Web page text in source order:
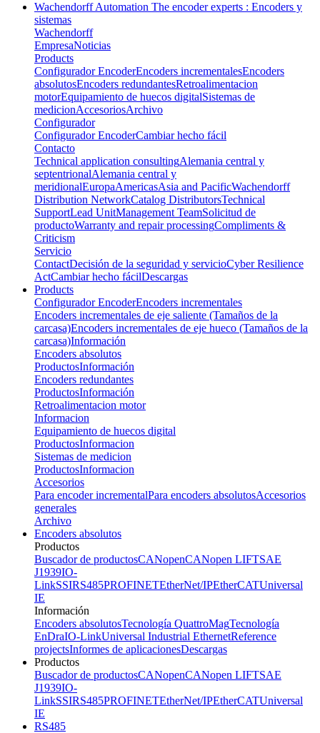
Wachendorff Automation The encoder experts : Encoders y
sistemas
Wachendorff
EmpresaNoticias
Products
Configurador EncoderEncoders incrementalesEncoders
absolutosEncoders redundantesRetroalimentacion
motorEquipamiento de huecos digitalSistemas de
medicionAccesoriosArchivo
Configurador
Configurador EncoderCambiar hecho fácil
Contacto
Technical application consultingAlemania central y
septentrionalAlemania central y
meridionalEuropaAmericasAsia and PacificWachendorff
Distribution NetworkCatalog DistributorsTechnical
SupportLead UnitManagement TeamSolicitud de
productoWarranty and repair processingCompliments &
Criticism
Servicio
ContactDecisión de la seguridad y servicioCyber Resilience
ActCambiar hecho fácilDescargas
Products
Configurador EncoderEncoders incrementales
Encoders incrementales de eje saliente (Tamaños de la
carcasa)Encoders incrementales de eje hueco (Tamaños de la
carcasa)Información
Encoders absolutos
ProductosInformación
Encoders redundantes
ProductosInformación
Retroalimentacion motor
Informacion
Equipamiento de huecos digital
ProductosInformacion
Sistemas de medicion
ProductosInformacion
Accesorios
Para encoder incrementalPara encoders absolutosAccesorios
generales
Archivo
Encoders absolutos
Productos
Buscador de productosCANopenCANopen LIFTSAE
J1939IO-
LinkSSIRS485PROFINETEtherNet/IPEtherCATUniversal
IE
Información
Encoders absolutosTecnología QuattroMagTecnología
EnDraIO-LinkUniversal Industrial EthernetReference
projectsInformes de aplicacionesDescargas
Productos
Buscador de productosCANopenCANopen LIFTSAE
J1939IO-
LinkSSIRS485PROFINETEtherNet/IPEtherCATUniversal
IE
RS485